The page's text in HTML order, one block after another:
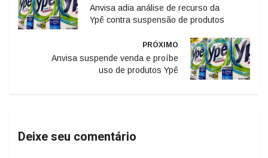
Anvisa adia análise de recurso da
Ypê contra suspensão de produtos
PRÓXIMO
Anvisa suspende venda e proíbe
uso de produtos Ypê
Deixe seu comentário